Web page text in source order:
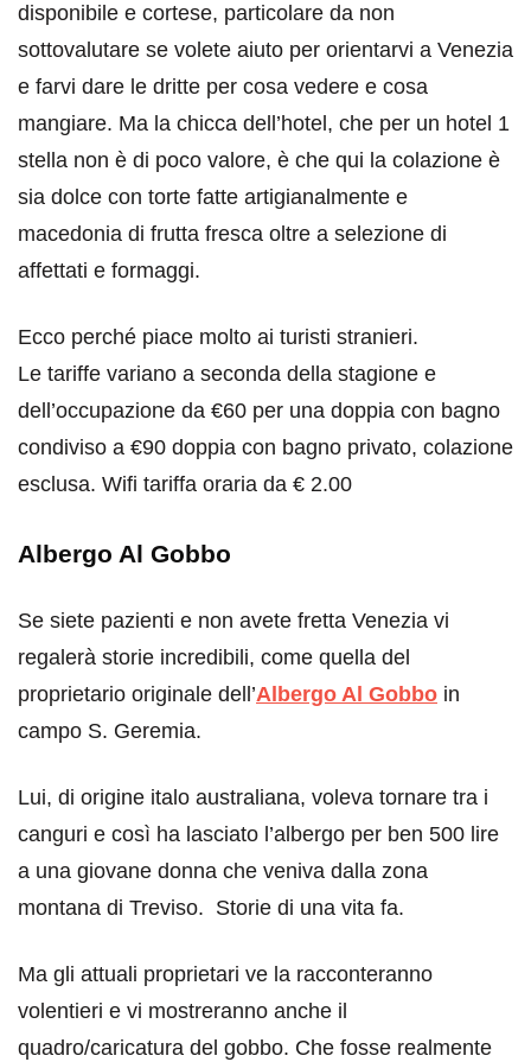
disponibile e cortese, particolare da non
sottovalutare se volete aiuto per orientarvi a Venezia
e farvi dare le dritte per cosa vedere e cosa
mangiare. Ma la chicca dell’hotel, che per un hotel 1
stella non è di poco valore, è che qui la colazione è
sia dolce con torte fatte artigianalmente e
macedonia di frutta fresca oltre a selezione di
affettati e formaggi.
Ecco perché piace molto ai turisti stranieri.
Le tariffe variano a seconda della stagione e
dell’occupazione da €60 per una doppia con bagno
condiviso a €90 doppia con bagno privato, colazione
esclusa. Wifi tariffa oraria da € 2.00
Albergo Al Gobbo
Se siete pazienti e non avete fretta Venezia vi
regalerà storie incredibili, come quella del
proprietario originale dell’Albergo Al Gobbo in
campo S. Geremia.
Lui, di origine italo australiana, voleva tornare tra i
canguri e così ha lasciato l’albergo per ben 500 lire
a una giovane donna che veniva dalla zona
montana di Treviso. Storie di una vita fa.
Ma gli attuali proprietari ve la racconteranno
volentieri e vi mostreranno anche il
quadro/caricatura del gobbo. Che fosse realmente